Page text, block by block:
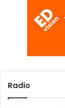
Radio